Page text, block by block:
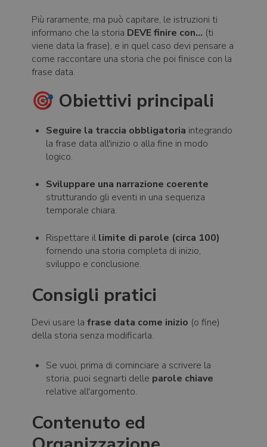
Più raramente, ma può capitare, le istruzioni ti
informano che la storia DEVE finire con... (ti
viene data la frase), e in quel caso devi pensare a
come raccontare una storia che poi finisce con la
frase data.
🎯 Obiettivi principali
Seguire la traccia obbligatoria integrando
la frase data all'inizio o alla fine in modo
logico.
Sviluppare una narrazione coerente
strutturando gli eventi in una sequenza
temporale chiara.
Rispettare il limite di parole (circa 100)
fornendo una storia completa di inizio,
sviluppo e conclusione.
Consigli pratici
Devi usare la frase data come inizio (o fine)
della storia senza modificarla.
Se vuoi, prima di cominciare a scrivere la
storia, puoi segnarti delle parole chiave
relative all'argomento.
Contenuto ed